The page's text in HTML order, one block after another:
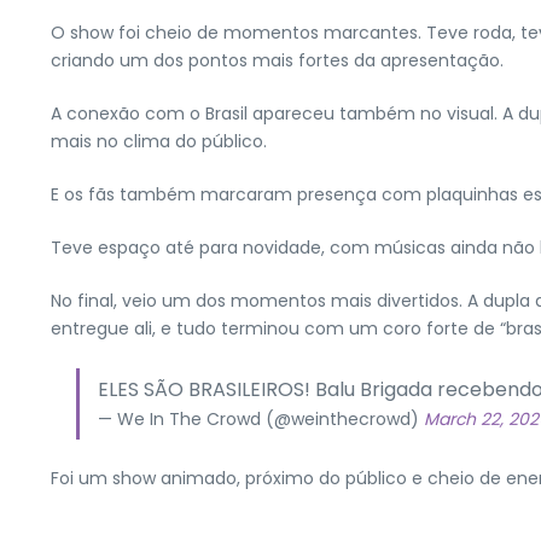
O show foi cheio de momentos marcantes. Teve roda,
criando um dos pontos mais fortes da apresentação.
A conexão com o Brasil apareceu também no visual. A
mais no clima do público.
E os fãs também marcaram presença com plaquinhas
Teve espaço até para novidade, com músicas ainda
No final, veio um dos momentos mais divertidos. A
entregue ali, e tudo terminou com um coro forte de
ELES SÃO BRASILEIROS! Balu Brigada
— We In The Crowd (@weinthecrowd) March 22,
Foi um show animado, próximo do público e cheio de